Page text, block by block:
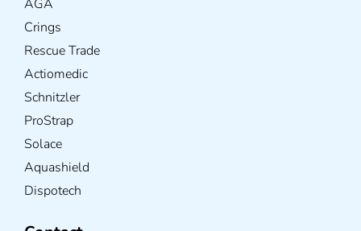
AGA
Crings
Rescue Trade
Actiomedic
Schnitzler
ProStrap
Solace
Aquashield
Dispotech